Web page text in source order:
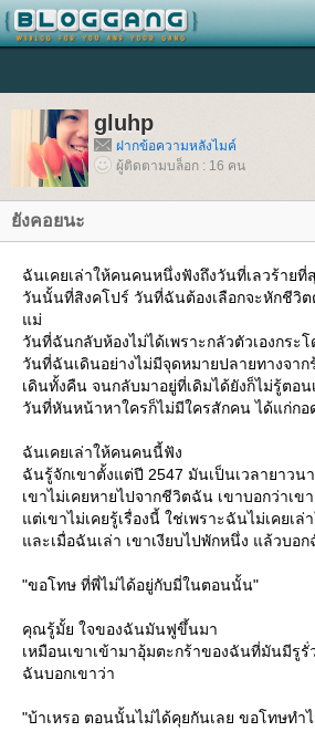
gluhp
ฝากข้อความหลังไมค์
ผู้ติดตามบล็อก : 16 คน
ังคอยนะ
ฉันเคยเล่าให้คนคนหนึ่งฟังถึงวันที่เลวร้ายที่
วันนั้นที่สิงคโปร์ วันที่ฉันต้องเลือกจะหักชีวิต
ม่
วันที่ฉันกลับห้องไม่ได้เพราะกลัวตัวเองกระ
วันที่ฉันเดินอย่างไม่มีจุดหมายปลายทางจาก
เดินทั้งคืน จนกลับมาอยู่ที่เดิมได้ยังก็ไม่รู้ตอน
วันที่หันหน้าหาใครก็ไม่มีใครสักคน ได้แก่กอ
ฉันเคยเล่าให้คนคนนี้ฟัง
ฉันรู้จักเขาตั้งแต่ปี 2547 มันเป็นเวลายาวน
เขาไม่เคยหายไปจากชีวิตฉัน เขาบอกว่าเข
ต่เขาไม่เคยรู้เรื่องนี้ ใช่เพราะฉันไม่เคยเล่
ละเมื่อฉันเล่า เขาเงียบไปพักหนึ่ง แล้วบอก
"ขอโทษ ที่พี่ไม่ได้อยู่กับมี่ในตอนนั้น"
คุณรู้มั้ย ใจของฉันมันฟูขึ้นมา
เหมือนเขาเข้ามาอุ้มตะกร้าของฉันที่มันมีรูรั่
ฉันบอกเขาว่า
"บ้าเหรอ ตอนนั้นไม่ได้คุยกันเลย ขอโทษทำ